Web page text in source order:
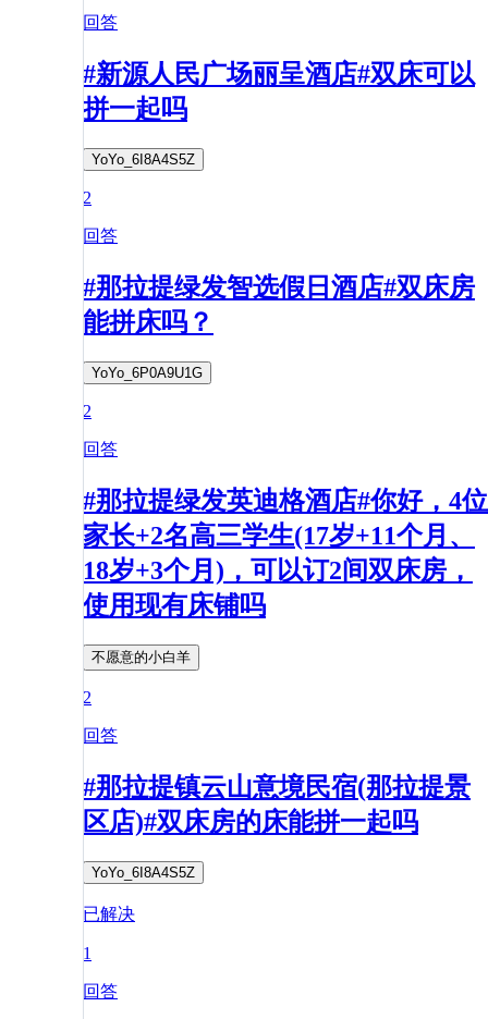
回答
#新源人民广场丽呈酒店#双床可以
拼一起吗
YoYo_6I8A4S5Z
2
回答
#那拉提绿发智选假日酒店#双床房
能拼床吗？
YoYo_6P0A9U1G
2
回答
#那拉提绿发英迪格酒店#你好，4位
家长+2名高三学生(17岁+11个月、
18岁+3个月)，可以订2间双床房，
使用现有床铺吗
不愿意的小白羊
2
回答
#那拉提镇云山意境民宿(那拉提景
区店)#双床房的床能拼一起吗
YoYo_6I8A4S5Z
已解决
1
回答